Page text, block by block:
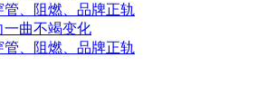
、阻燃、品牌正轨
一曲不竭变化
、阻燃、品牌正轨